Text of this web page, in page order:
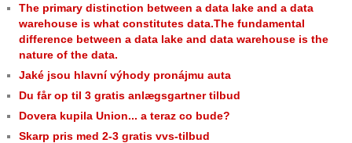
The primary distinction between a data lake and a data
warehouse is what constitutes data.The fundamental
difference between a data lake and data warehouse is the
nature of the data.
Jaké jsou hlavní výhody pronájmu auta
Du får op til 3 gratis anlægsgartner tilbud
Dovera kupila Union... a teraz co bude?
Skarp pris med 2-3 gratis vvs-tilbud